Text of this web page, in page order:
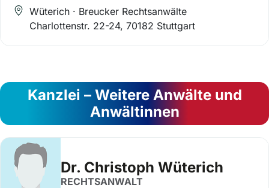
Wüterich · Breucker Rechtsanwälte
Charlottenstr. 22-24, 70182 Stuttgart
Kanzlei – Weitere Anwälte und
Anwältinnen
Dr. Christoph Wüterich
RECHTSANWALT